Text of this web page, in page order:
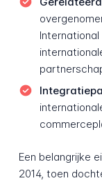
International
Een belangrijke
2014, toen